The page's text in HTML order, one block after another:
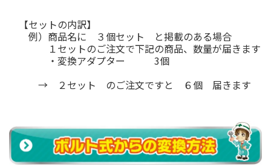
【セットの内訳】
例）商品名に ３個セット と掲載のある場合
１セットのご注文で下記の商品、数量が届きます
・変換アダプター 3個
→ ２セット のご注文ですと ６個 届きます